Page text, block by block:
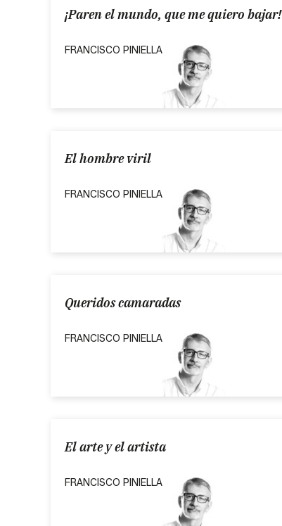
¡Paren el mundo, que me quiero bajar!
FRANCISCO PINIELLA
El hombre viril
FRANCISCO PINIELLA
Queridos camaradas
FRANCISCO PINIELLA
El arte y el artista
FRANCISCO PINIELLA